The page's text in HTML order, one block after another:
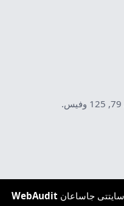
WebAudit